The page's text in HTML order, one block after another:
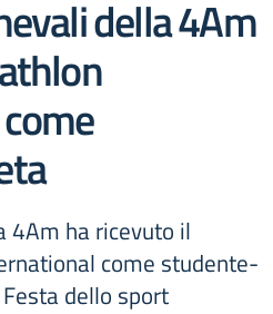
della 4Am
4Am ha ricevuto il
come studente-
dello sport